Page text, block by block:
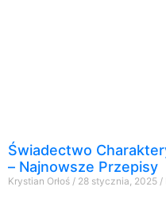
Świadectwo
– Najnowsze Przepisy
Krystian Orłoś 28 stycznia, 2025